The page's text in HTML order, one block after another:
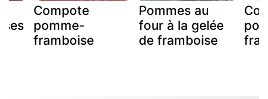
Compote
pomme-
framboise
Pommes au
four à la gelée
de framboise